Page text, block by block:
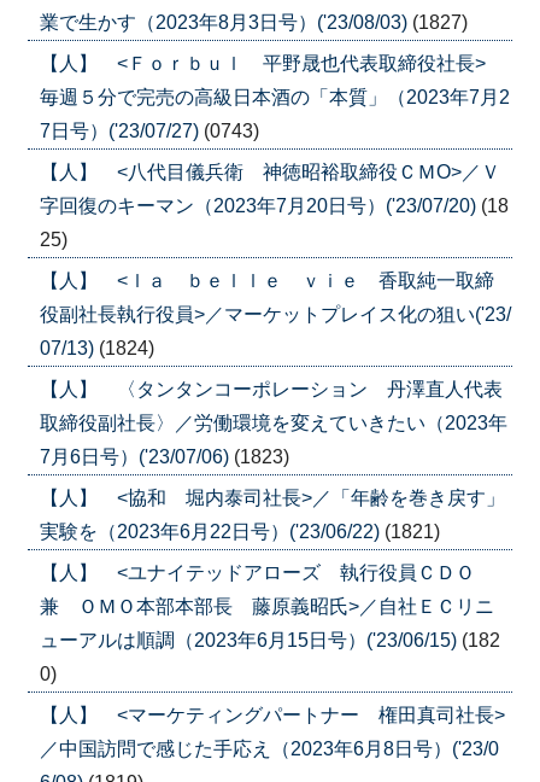
業で生かす（2023年8月3日号）('23/08/03) (1827)
【人】 <Ｆｏｒｂｕｌ 平野晟也代表取締役社長>
毎週５分で完売の高級日本酒の「本質」（2023年7月2
7日号）('23/07/27) (0743)
【人】 <八代目儀兵衛 神徳昭裕取締役ＣＭО>／Ｖ
字回復のキーマン（2023年7月20日号）('23/07/20) (18
25)
【人】 <ｌａ ｂｅｌｌｅ ｖｉｅ 香取純一取締
役副社長執行役員>／マーケットプレイス化の狙い('23/
07/13) (1824)
【人】 〈タンタンコーポレーション 丹澤直人代表
取締役副社長〉／労働環境を変えていきたい（2023年
7月6日号）('23/07/06) (1823)
【人】 <協和 堀内泰司社長>／「年齢を巻き戻す」
実験を（2023年6月22日号）('23/06/22) (1821)
【人】 <ユナイテッドアローズ 執行役員ＣＤＯ
兼 ＯＭＯ本部本部長 藤原義昭氏>／自社ＥＣリニ
ューアルは順調（2023年6月15日号）('23/06/15) (182
0)
【人】 <マーケティングパートナー 権田真司社長>
／中国訪問で感じた手応え（2023年6月8日号）('23/0